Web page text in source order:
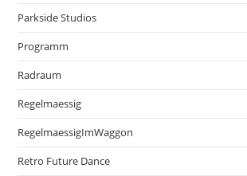
Parkside Studios
Programm
Radraum
Regelmaessig
RegelmaessigImWaggon
Retro Future Dance